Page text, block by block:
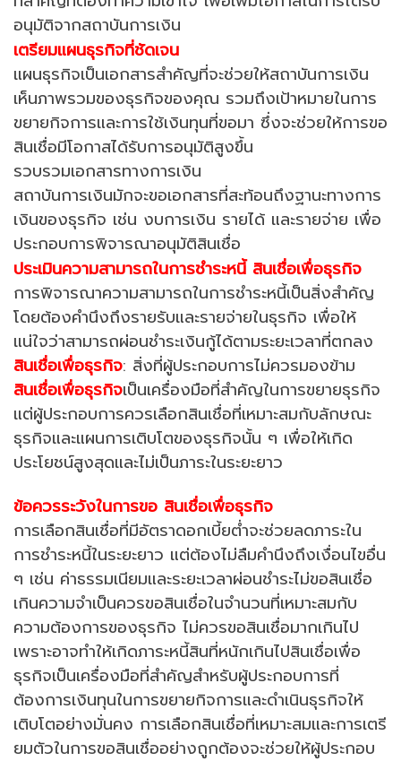
อนุมัติจากสถาบันการเงิน
เตรียมแผนธุรกิจที่ชัดเจน
แผนธุรกิจเป็นเอกสารสำคัญที่จะช่วยให้สถาบันการเงิน
เห็นภาพรวมของธุรกิจของคุณ รวมถึงเป้าหมายในการ
ขยายกิจการและการใช้เงินทุนที่ขอมา ซึ่งจะช่วยให้การขอ
สินเชื่อมีโอกาสได้รับการอนุมัติสูงขึ้น
รวบรวมเอกสารทางการเงิน
สถาบันการเงินมักจะขอเอกสารที่สะท้อนถึงฐานะทางการ
เงินของธุรกิจ เช่น งบการเงิน รายได้ และรายจ่าย เพื่อ
ประกอบการพิจารณาอนุมัติสินเชื่อ
ประเมินความสามารถในการชำระหนี้ สินเชื่อเพื่อธุรกิจ
การพิจารณาความสามารถในการชำระหนี้เป็นสิ่งสำคัญ
โดยต้องคำนึงถึงรายรับและรายจ่ายในธุรกิจ เพื่อให้
แน่ใจว่าสามารถผ่อนชำระเงินกู้ได้ตามระยะเวลาที่ตกลง
สินเชื่อเพื่อธุรกิจ: สิ่งที่ผู้ประกอบการไม่ควรมองข้าม
สินเชื่อเพื่อธุรกิจเป็นเครื่องมือที่สำคัญในการขยายธุรกิจ
แต่ผู้ประกอบการควรเลือกสินเชื่อที่เหมาะสมกับลักษณะ
ธุรกิจและแผนการเติบโตของธุรกิจนั้น ๆ เพื่อให้เกิด
ประโยชน์สูงสุดและไม่เป็นภาระในระยะยาว
ข้อควรระวังในการขอ สินเชื่อเพื่อธุรกิจ
การเลือกสินเชื่อที่มีอัตราดอกเบี้ยต่ำจะช่วยลดภาระใน
การชำระหนี้ในระยะยาว แต่ต้องไม่ลืมคำนึงถึงเงื่อนไขอื่น
ๆ เช่น ค่าธรรมเนียมและระยะเวลาผ่อนชำระไม่ขอสินเชื่อ
เกินความจำเป็นควรขอสินเชื่อในจำนวนที่เหมาะสมกับ
ความต้องการของธุรกิจ ไม่ควรขอสินเชื่อมากเกินไป
เพราะอาจทำให้เกิดภาระหนี้สินที่หนักเกินไปสินเชื่อเพื่อ
ธุรกิจเป็นเครื่องมือที่สำคัญสำหรับผู้ประกอบการที่
ต้องการเงินทุนในการขยายกิจการและดำเนินธุรกิจให้
เติบโตอย่างมั่นคง การเลือกสินเชื่อที่เหมาะสมและการเตรี
ยมตัวในการขอสินเชื่ออย่างถูกต้องจะช่วยให้ผู้ประกอบ